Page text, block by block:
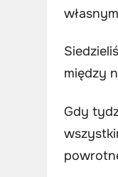
między
Gdy